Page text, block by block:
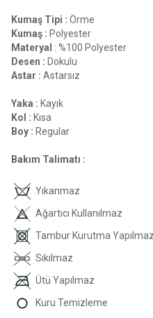
Kumaş Tipi : Örme
Kumaş : Polyester
Materyal : %100 Polyester
Desen : Dokulu
Astar : Astarsız
Yaka : Kayık
Kol : Kısa
Boy : Regular
Bakım Talimatı :
Yıkanmaz
Ağartıcı Kullanılmaz
Tambur Kurutma Yapılmaz
Sıkılmaz
Ütü Yapılmaz
Kuru Temizleme